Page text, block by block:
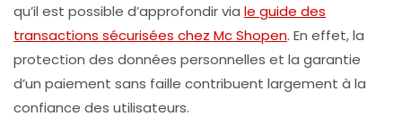
qu’il est possible d’approfondir via le guide des
transactions sécurisées chez Mc Shopen. En effet, la
protection des données personnelles et la garantie
d’un paiement sans faille contribuent largement à la
confiance des utilisateurs.